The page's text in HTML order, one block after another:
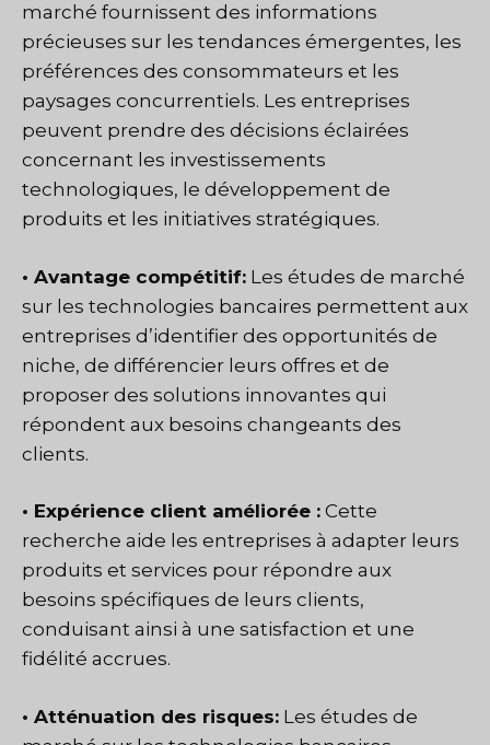
marché fournissent des informations
précieuses sur les tendances émergentes, les
préférences des consommateurs et les
paysages concurrentiels. Les entreprises
peuvent prendre des décisions éclairées
concernant les investissements
technologiques, le développement de
produits et les initiatives stratégiques.
• Avantage compétitif: Les études de marché
sur les technologies bancaires permettent aux
entreprises d’identifier des opportunités de
niche, de différencier leurs offres et de
proposer des solutions innovantes qui
répondent aux besoins changeants des
clients.
• Expérience client améliorée : Cette
recherche aide les entreprises à adapter leurs
produits et services pour répondre aux
besoins spécifiques de leurs clients,
conduisant ainsi à une satisfaction et une
fidélité accrues.
• Atténuation des risques: Les études de